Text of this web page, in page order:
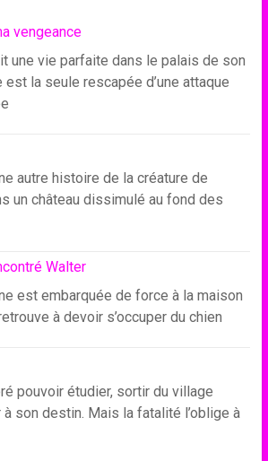
vengeance
une vie parfaite dans le palais de son
la seule rescapée d’une attaque
autre histoire de la créature de
un château dissimulé au fond des
Walter
est embarquée de force à la maison
à devoir s’occuper du chien
pouvoir étudier, sortir du village
son destin. Mais la fatalité l’oblige à